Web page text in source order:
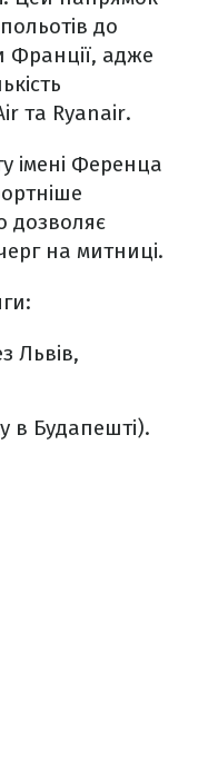
до
Франції, адже
та Ryanair.
імені Ференца
дозволяє
на митниці.
Львів,
в Будапешті).